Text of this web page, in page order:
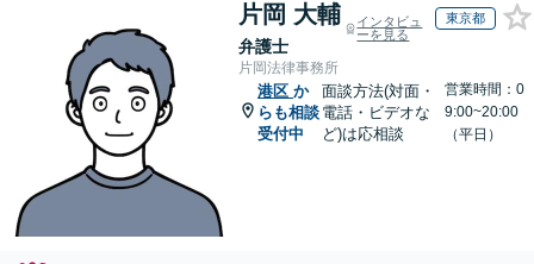
片岡 大輔
弁護士
インタビュ
ーを見る
東京都
片岡法律事務所
港区 か
らも相談
受付中
面談方法(対面・
電話・ビデオな
ど)は応相談
営業時間：0
9:00~20:00
（平日）